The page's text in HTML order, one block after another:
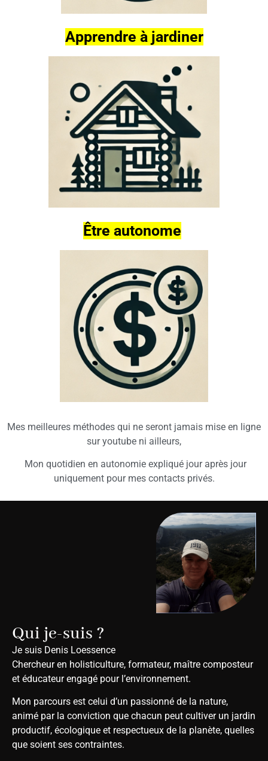
Apprendre à jardiner
Être autonome
Mes meilleures méthodes qui ne seront jamais mise en ligne
suryoutube ni ailleurs,
Mon quotidien en autonomie expliqué jour après jour
uniquement pour mes contacts privés.
Qui je-suis ?
Je suis Denis Loessence
Chercheur en holisticulture, formateur, maître composteur
et éducateur engagé pour l’environnement.
Mon parcours est celui d’un passionné de la nature,
animé par la conviction que chacun peut cultiver un jardin
productif, écologique et respectueux de la planète, quelles
que soient ses contraintes.